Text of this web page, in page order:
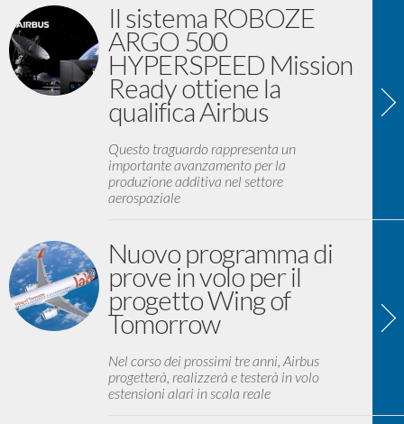
Il sistema ROBOZE
ARGO 500
HYPERSPEED Mission
Ready ottiene la
qualifica Airbus
Questo traguardo rappresenta un
importante avanzamento per la
produzione additiva nel settore
aerospaziale
Nuovo programma di
prove in volo per il
progetto Wing of
Tomorrow
Nel corso dei prossimi tre anni, Airbus
progetterà, realizzerà e testerà in volo
estensioni alari in scala reale